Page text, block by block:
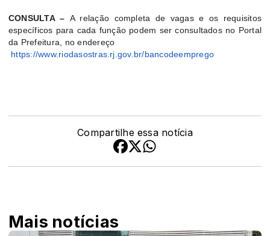
CONSULTA – A relação completa de vagas e os requisitos
específicos para cada função podem ser consultados no Portal
da Prefeitura, no endereço
https://www.riodasostras.rj.gov.br/bancodeemprego
Compartilhe essa notícia
Mais notícias